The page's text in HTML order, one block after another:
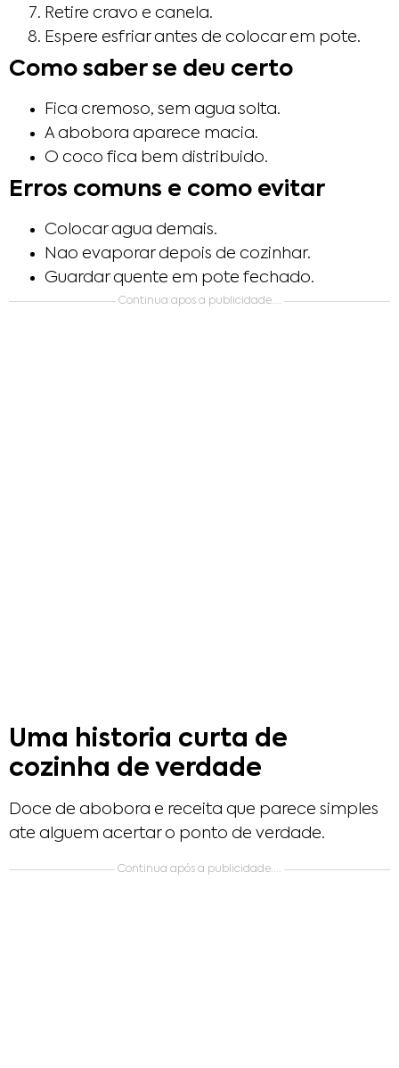
Retire cravo e canela.
Espere esfriar antes de colocar em pote.
Como saber se deu certo
Fica cremoso, sem agua solta.
A abobora aparece macia.
O coco fica bem distribuido.
Erros comuns e como evitar
Colocar agua demais.
Nao evaporar depois de cozinhar.
Guardar quente em pote fechado.
Continua apos a publicidade….
Uma historia curta de
cozinha de verdade
Doce de abobora e receita que parece simples
ate alguem acertar o ponto de verdade.
Continua após a publicidade....